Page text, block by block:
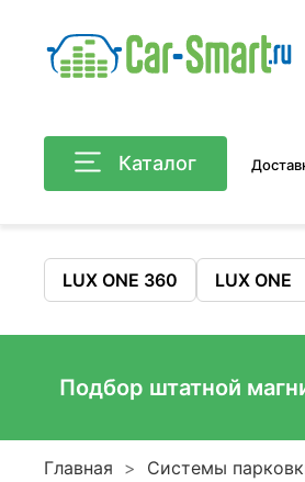
Каталог
LUX ONE 360 LUX ONE
Подбор штатной
Главная Системы